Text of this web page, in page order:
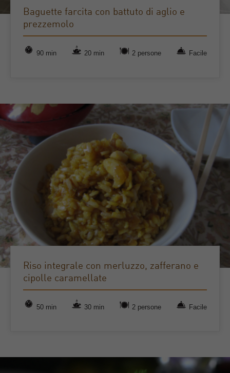
Baguette farcita con battuto di aglio e
prezzemolo
90 min 20 min 2 persone Facile
Riso integrale con merluzzo, zafferano e
cipolle caramellate
50 min 30 min 2 persone Facile